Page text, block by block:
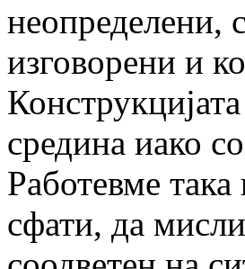
неопределени,
изговорени и
средина иако
Работевме така
сфати, да